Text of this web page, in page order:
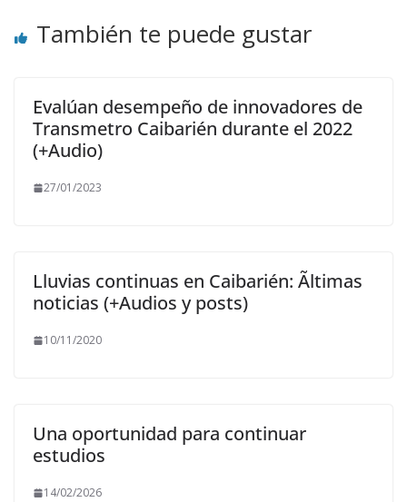
También te puede gustar
Evalúan desempeño de innovadores de
Transmetro Caibarién durante el 2022
(+Audio)
27/01/2023
Lluvias continuas en Caibarién: Ãltimas
noticias (+Audios y posts)
10/11/2020
Una oportunidad para continuar
estudios
14/02/2026